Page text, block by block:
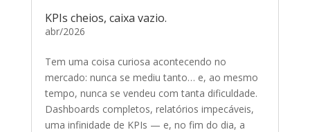
KPIs cheios, caixa vazio.
abr/2026
Tem uma coisa curiosa acontecendo no
mercado: nunca se mediu tanto… e, ao mesmo
tempo, nunca se vendeu com tanta dificuldade.
Dashboards completos, relatórios impecáveis,
uma infinidade de KPIs — e, no fim do dia, a